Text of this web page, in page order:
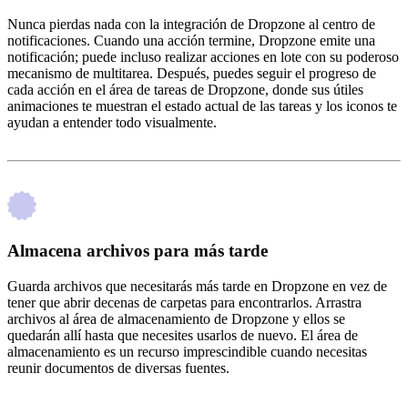
Nunca pierdas nada con la integración de Dropzone al centro de
notificaciones. Cuando una acción termine, Dropzone emite una
notificación; puede incluso realizar acciones en lote con su poderoso
mecanismo de multitarea. Después, puedes seguir el progreso de
cada acción en el área de tareas de Dropzone, donde sus útiles
animaciones te muestran el estado actual de las tareas y los iconos te
ayudan a entender todo visualmente.
Almacena archivos para más tarde
Guarda archivos que necesitarás más tarde en Dropzone en vez de
tener que abrir decenas de carpetas para encontrarlos. Arrastra
archivos al área de almacenamiento de Dropzone y ellos se
quedarán allí hasta que necesites usarlos de nuevo. El área de
almacenamiento es un recurso imprescindible cuando necesitas
reunir documentos de diversas fuentes.